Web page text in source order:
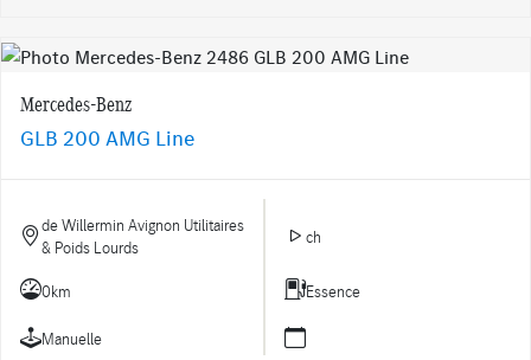
Mercedes-Benz
GLB 200 AMG Line
de Willermin Avignon Utilitaires
& Poids Lourds
ch
0km Essence
Manuelle